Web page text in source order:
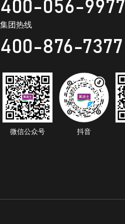
400-056-9977
集团热线
400-876-7377
微信公众号 抖音